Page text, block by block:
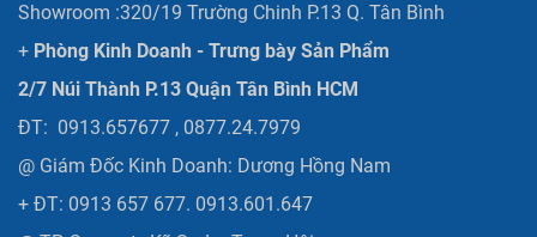
Showroom :320/19 Trường Chinh P.13 Q. Tân Bình
+ Phòng Kinh Doanh - Trưng bày Sản Phẩm
2/7 Núi Thành P.13 Quận Tân Bình HCM
ĐT: 0913.657677 , 0877.24.7979
@ Giám Đốc Kinh Doanh: Dương Hồng Nam
+ ĐT: 0913 657 677. 0913.601.647